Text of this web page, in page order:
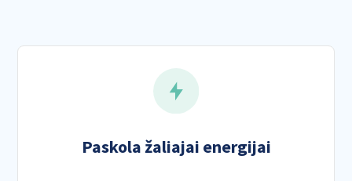
Paskola žaliajai energijai